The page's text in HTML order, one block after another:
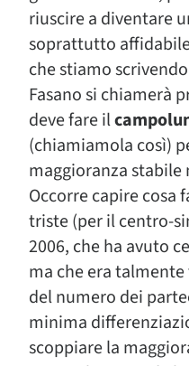
riuscire a diventare
soprattutto
che stiamo
Fasano si chiamerà
deve fare il
(chiamiamola così)
maggioranza stabile
Occorre capire cosa
triste (per il centro-
2006, che ha avuto
ma che era
del numero dei
minima
scoppiare la